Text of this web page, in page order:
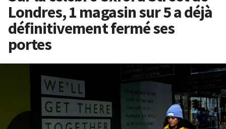
Londres, 1 magasin sur 5 a déjà
définitivement fermé ses
portes